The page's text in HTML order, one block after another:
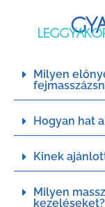
Milyen
Hogyan hat
Kinek
Milyen
kezeléseket?